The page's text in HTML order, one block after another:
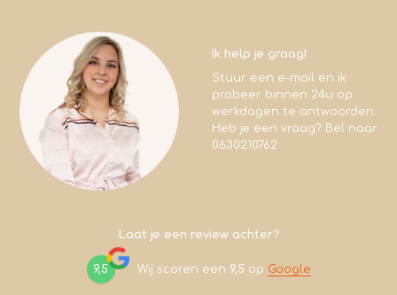
Ik help je graag!
Stuur een e-mail en ik
probeer binnen 24u op
werkdagen te antwoorden.
Heb je een vraag? Bel naar
0630210762
Laat je een review achter?
9,5 Wij scoren een 9,5 op Google